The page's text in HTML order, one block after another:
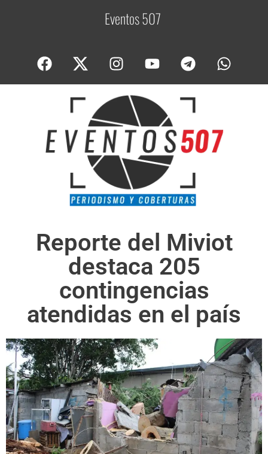
Eventos 507C
Reporte del Miviot
destaca 205
contingencias
atendidas en el país